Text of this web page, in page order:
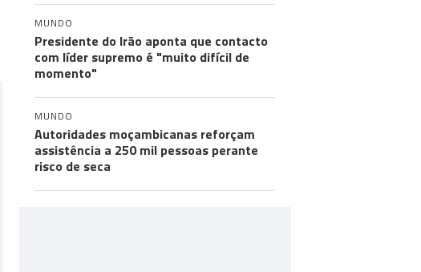
MUNDO
Presidente do Irão aponta que contacto
com líder supremo é "muito difícil de
momento"
MUNDO
Autoridades moçambicanas reforçam
assistência a 250 mil pessoas perante
risco de seca